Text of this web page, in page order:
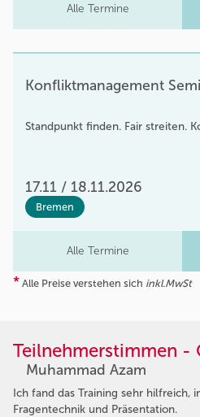
Alle Termine
Konfliktmanagement
Standpunkt finden. Fair streiten.
17.11 / 18.11.2026
Bremen
Alle Termine
* Alle Preise verstehen sich inkl.MwSt
Teilnehmerstimmen -
Muhammad Azam
Ich fand das Training sehr hilfreich,
Fragentechnik und Präsentation.